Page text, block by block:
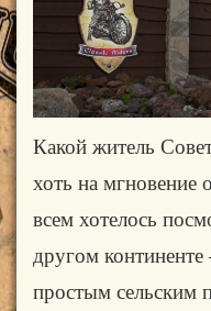
Какой житель
хоть на мгновение
всем хотелось
другом
простым сельским